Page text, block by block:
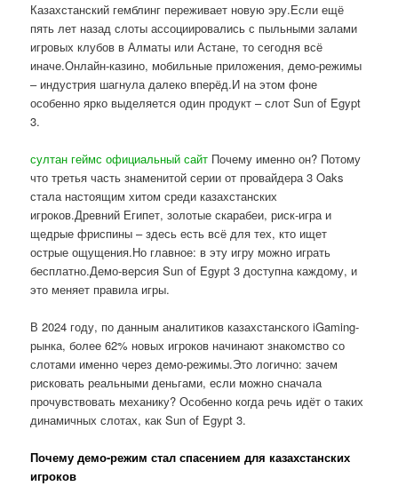
Казахстанский гемблинг переживает новую эру.Если ещё
пять лет назад слоты ассоциировались с пыльными залами
игровых клубов в Алматы или Астане, то сегодня всё
иначе.Онлайн-казино, мобильные приложения, демо-режимы
– индустрия шагнула далеко вперёд.И на этом фоне
особенно ярко выделяется один продукт – слот Sun of Egypt
3.
султан геймс официальный сайт Почему именно он? Потому
что третья часть знаменитой серии от провайдера 3 Oaks
стала настоящим хитом среди казахстанских
игроков.Древний Египет, золотые скарабеи, риск-игра и
щедрые фриспины – здесь есть всё для тех, кто ищет
острые ощущения.Но главное: в эту игру можно играть
бесплатно.Демо-версия Sun of Egypt 3 доступна каждому, и
это меняет правила игры.
В 2024 году, по данным аналитиков казахстанского iGaming-
рынка, более 62% новых игроков начинают знакомство со
слотами именно через демо-режимы.Это логично: зачем
рисковать реальными деньгами, если можно сначала
прочувствовать механику? Особенно когда речь идёт о таких
динамичных слотах, как Sun of Egypt 3.
Почему демо-режим стал спасением для казахстанских
игроков